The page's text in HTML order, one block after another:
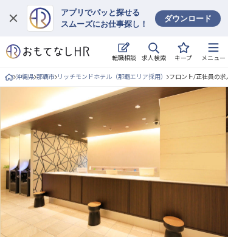
アプリでパッと探せる
スムーズにお仕事探し！
ダウンロード
転職相談 求人検索 キープ メニュー
ログイン
求人・施設を探す
キープした求人
就職・転職 合同説明会
おもてなしHRについて
ご利用の流れ
よくある質問
沖縄県 那覇市 リッチモンドホテル（那覇エリア採用） フロント/正社員の求